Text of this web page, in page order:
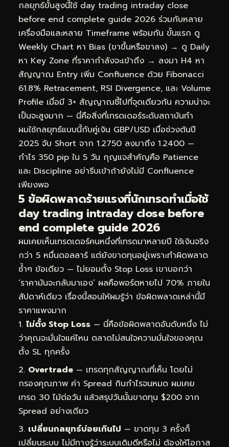
กลยุทธ์ขั้นสูงนี้ใช้ day trading intraday close
before end complete guide 2026 ร่วมกับหลาย
เครื่องมือและหลาย Timeframe พร้อมกัน ขั้นแรก ดู
Weekly Chart หา Bias (ขาขึ้นหรือขาลง) → ดู Daily
หา Key Zone ที่ราคากำลังจะเข้าถึง → ลงมา H4 หา
สัญญาณ Entry เพิ่ม Confluence ด้วย Fibonacci
61.8% Retracement, RSI Divergence, และ Volume
Profile เมื่อมี 3+ สัญญาณชี้ไปที่จุดเดียวกัน ความน่าจะ
เป็นจะสูงมาก — นี่คือสิ่งที่เทรดเดอร์ระดับสถาบันทำ
ผมใช้กลยุทธ์แบบนี้กับคู่เงิน GBP/USD เมื่อช่วงต้นปี
2025 จับ Short จาก 1.2750 ลงมาถึง 1.2400 —
กำไร 350 pip ใน 5 วัน กุญแจสำคัญคือ Patience
และ Discipline อย่ารีบเข้าถ้ายังไม่มี Confluence
เพียงพอ
5 ข้อผิดพลาดร้ายแรงที่นักเทรดทำเมื่อใช้
day trading intraday close before
end complete guide 2026
ผมเคยเห็นเทรดเดอร์คนหนึ่งที่เทรดมาหลายปี ใช้เงินจริง
กว่า 5 หมื่นดอลลาร์ แต่ยังขาดทุนอยู่เพราะทำผิดพลาด
ซ้ำๆ ข้อเดียว — ไม่ยอมตั้ง Stop Loss เขาบอกว่า
‘ราคามันจะกลับมาเอง’ ผลคือพอร์ตหายไป 70% ภายใน
สัปดาห์เดียว เรื่องนี้สอนให้ผมรู้ว่า ข้อผิดพลาดเหล่านี้มี
ราคาแพงมาก
ไม่ตั้ง Stop Loss — นี่คือข้อผิดพลาดอันดับหนึ่ง ไม่
ว่าคุณจะมั่นใจแค่ไหน ตลาดไม่สนใจความมั่นใจของคุณ
ตั้ง SL ทุกครั้ง
Overtrade — เทรดทุกสัญญาณที่เห็น โดยไม่
กรองคุณภาพ ค่า Spread กินกำไรจนหมด ผมเคย
เทรด 30 ไม้ต่อวัน แล้วสรุปวันนั้นขาดทุน $200 จาก
Spread อย่างเดียว
เปลี่ยนกลยุทธ์บ่อยเกินไป — ขาดทุน 3 ครั้งก็
เปลี่ยนระบบ ไม่มีทางรู้ว่าระบบเดิมดีหรือไม่ ต้องให้โอกาส